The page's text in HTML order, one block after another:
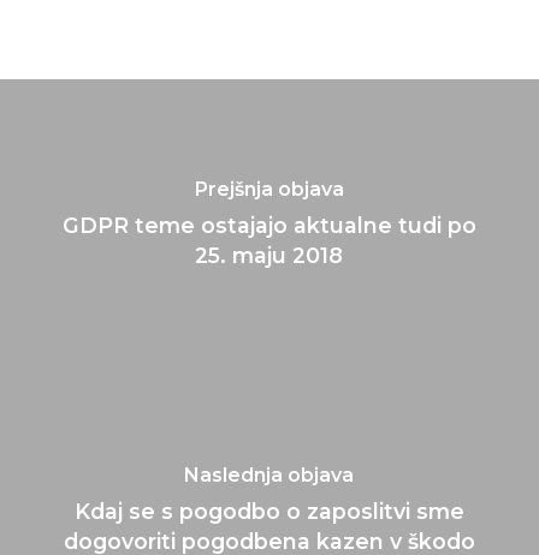
Prejšnja objava
GDPR teme ostajajo aktualne tudi po
25. maju 2018
Naslednja objava
Kdaj se s pogodbo o zaposlitvi sme
dogovoriti pogodbena kazen v škodo